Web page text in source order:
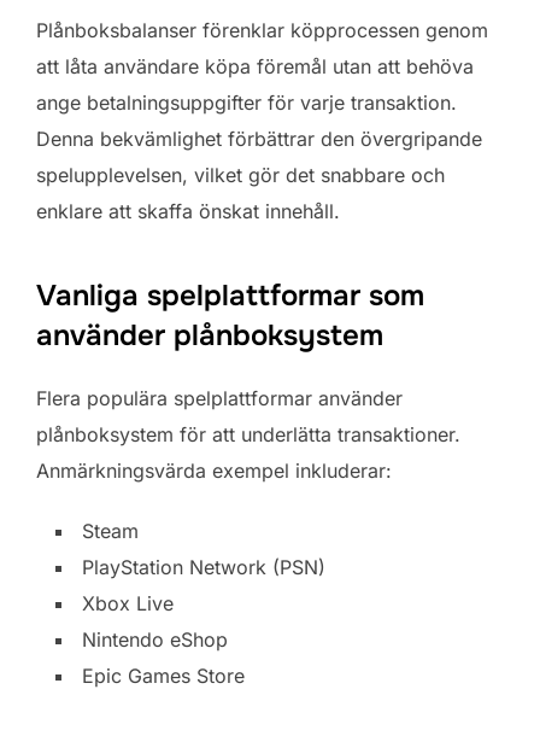
Plånboksbalanser förenklar köpprocessen genom
att låta användare köpa föremål utan att behöva
ange betalningsuppgifter för varje transaktion.
Denna bekvämlighet förbättrar den övergripande
spelupplevelsen, vilket gör det snabbare och
enklare att skaffa önskat innehåll.
Vanliga spelplattformar som
använder plånboksystem
Flera populära spelplattformar använder
plånboksystem för att underlätta transaktioner.
Anmärkningsvärda exempel inkluderar:
Steam
PlayStation Network (PSN)
Xbox Live
Nintendo eShop
Epic Games Store